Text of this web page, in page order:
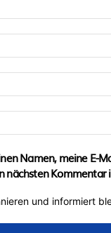
Namen, meine E-
nächsten Kommentar
und informiert